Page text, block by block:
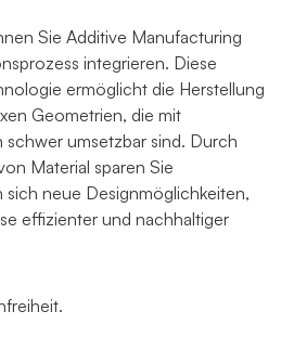
Sie Additive Manufacturing
integrieren. Diese
ermöglicht die Herstellung
Geometrien, die mit
umsetzbar sind. Durch
Material sparen Sie
neue Designmöglichkeiten,
effizienter und nachhaltiger